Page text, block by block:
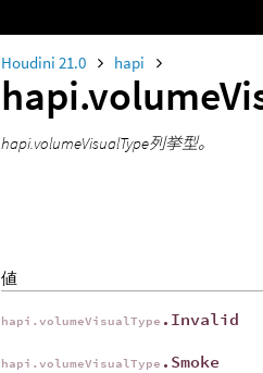
Houdini 21.0 hapi
hapi.volumeVisualType列挙型。
値
hapi.volumeVisualType .Invalid
hapi.volumeVisualType .Smoke